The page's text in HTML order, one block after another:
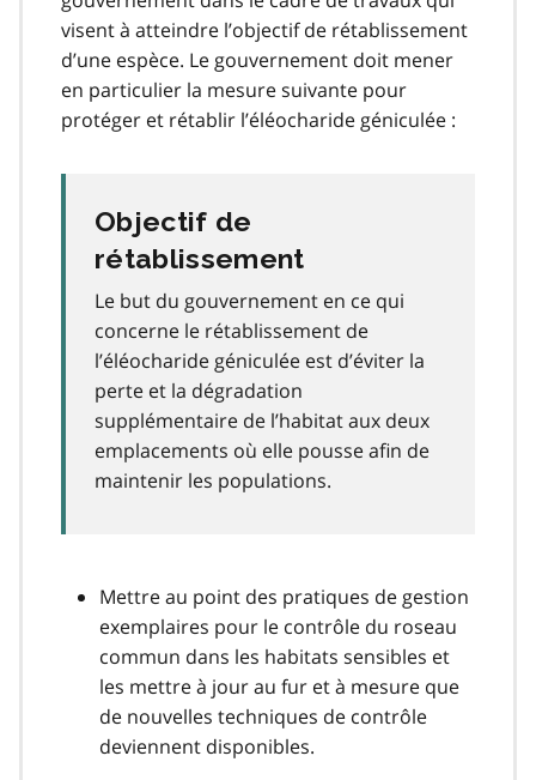
visent à atteindre l’objectif de rétablissement
d’une espèce. Le gouvernement doit mener
en particulier la mesure suivante pour
protéger et rétablir l’éléocharide géniculée :
Objectif de
rétablissement
Le but du gouvernement en ce qui
concerne le rétablissement de
l’éléocharide géniculée est d’éviter la
perte et la dégradation
supplémentaire de l’habitat aux deux
emplacements où elle pousse afin de
maintenir les populations.
Mettre au point des pratiques de gestion
exemplaires pour le contrôle du roseau
commun dans les habitats sensibles et
les mettre à jour au fur et à mesure que
de nouvelles techniques de contrôle
deviennent disponibles.